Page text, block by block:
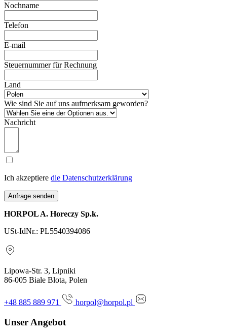
Nochname
Telefon
E-mail
Steuernummer für Rechnung
Land
Wie sind Sie auf uns aufmerksam geworden?
Nachricht
Ich akzeptiere die Datenschutzerklärung
Anfrage senden
HORPOL A. Horeczy Sp.k.
USt-IdNr.: PL5540394086
Lipowa-Str. 3, Lipniki
86-005 Biale Blota, Polen
+48 885 889 971 horpol@horpol.pl
Unser Angebot